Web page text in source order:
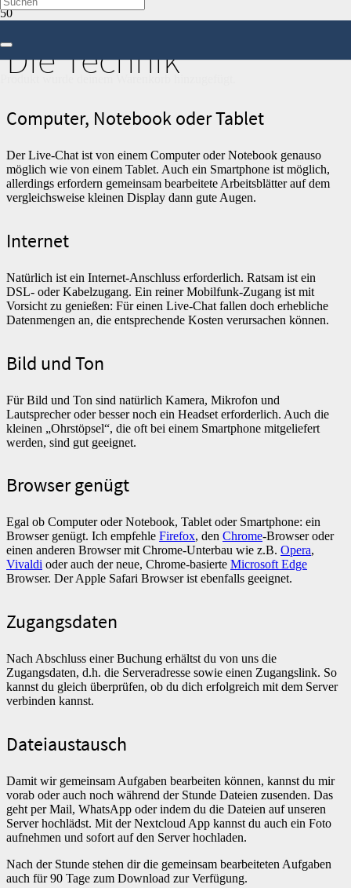
Die Technik
Computer, Notebook oder Tablet
Der Live-Chat ist von einem Computer oder Notebook genauso
möglich wie von einem Tablet. Auch ein Smartphone ist möglich,
allerdings erfordern gemeinsam bearbeitete Arbeitsblätter auf dem
vergleichsweise kleinen Display dann gute Augen.
Internet
Natürlich ist ein Internet-Anschluss erforderlich. Ratsam ist ein
DSL- oder Kabelzugang. Ein reiner Mobilfunk-Zugang ist mit
Vorsicht zu genießen: Für einen Live-Chat fallen doch erhebliche
Datenmengen an, die entsprechende Kosten verursachen können.
Bild und Ton
Für Bild und Ton sind natürlich Kamera, Mikrofon und
Lautsprecher oder besser noch ein Headset erforderlich. Auch die
kleinen „Ohrstöpsel“, die oft bei einem Smartphone mitgeliefert
werden, sind gut geeignet.
Browser genügt
Egal ob Computer oder Notebook, Tablet oder Smartphone: ein
Browser genügt. Ich empfehle Firefox, den Chrome-Browser oder
einen anderen Browser mit Chrome-Unterbau wie z.B. Opera,
Vivaldi oder auch der neue, Chrome-basierte Microsoft Edge
Browser. Der Apple Safari Browser ist ebenfalls geeignet.
Zugangsdaten
Nach Abschluss einer Buchung erhältst du von uns die
Zugangsdaten, d.h. die Serveradresse sowie einen Zugangslink. So
kannst du gleich überprüfen, ob du dich erfolgreich mit dem Server
verbinden kannst.
Dateiaustausch
Damit wir gemeinsam Aufgaben bearbeiten können, kannst du mir
vorab oder auch noch während der Stunde Dateien zusenden. Das
geht per Mail, WhatsApp oder indem du die Dateien auf unseren
Server hochlädst. Mit der Nextcloud App kannst du auch ein Foto
aufnehmen und sofort auf den Server hochladen.
Nach der Stunde stehen dir die gemeinsam bearbeiteten Aufgaben
auch für 90 Tage zum Download zur Verfügung.